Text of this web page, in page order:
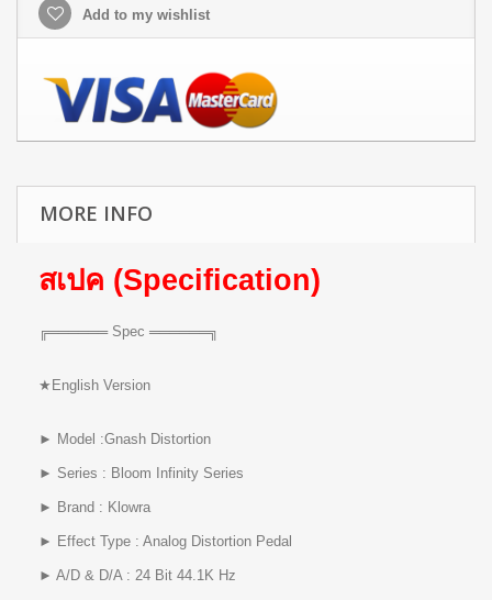
Add to my wishlist
MORE INFO
สเปค (Specification)
╔══════ Spec ══════╗
★English Version
► Model :Gnash Distortion
► Series : Bloom Infinity Series
► Brand : Klowra
► Effect Type : Analog Distortion Pedal
► A/D & D/A : 24 Bit 44.1K Hz